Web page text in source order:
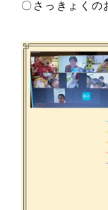
〇さっきょくの